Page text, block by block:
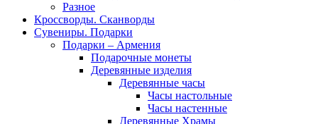
Разное
Кроссворды. Сканворды
Сувениры. Подарки
Подарки – Армения
Подарочные монеты
Деревянные изделия
Деревянные часы
Часы настольные
Часы настенные
Деревянные Храмы